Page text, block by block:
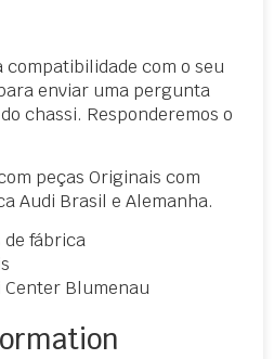
compatibilidade com o seu
enviar uma pergunta
chassi. Responderemos o
peças Originais com
Audi Brasil e Alemanha.
de fábrica
Center Blumenau